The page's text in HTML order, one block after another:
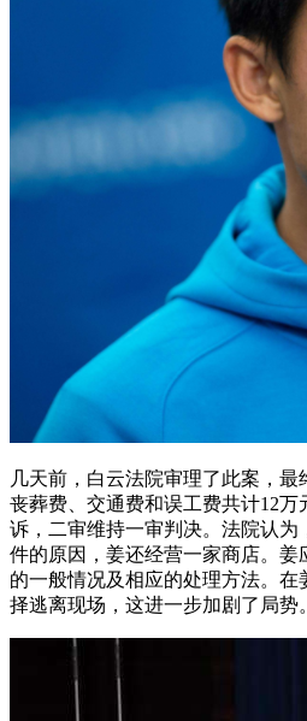
几天前，白云法院审理了此案，
丧葬费、交通费和误工费共计12万
诉，二审维持一审判决。法院认
件的原因，姜还经营一家商店。姜
的一般情况及相应的处理方法。
择逃离现场，这进一步加剧了局势。